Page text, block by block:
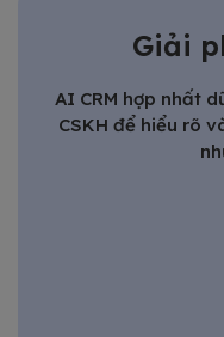
Giải
AI CRM hợp nhất
CSKH để hiểu rõ